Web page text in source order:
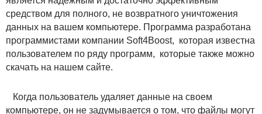
средством для полного, не возвратного уничтожения
данных на вашем компьютере. Программа разработана
программистами компании Soft4Boost, которая известна
пользователем по ряду программ, которые также можно
скачать на нашем сайте.
Когда пользователь удаляет данные на своем
компьютере, он не задумывается о том, что файлы могут